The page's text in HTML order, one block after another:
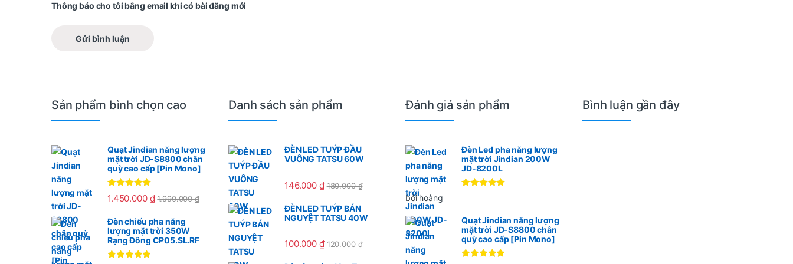
Thông báo cho tôi bằng email khi có bài đăng mới
Sản phẩm bình chọn cao
Quạt Jindian năng lượng
mặt trời JD-S8800 chân
quỳ cao cấp [Pin Mono]
Được xếp
hạng5.005
1.450.000 ₫ 1.990.000₫
Đèn chiếu pha năng
lượng mặt trời 350W
Rạng Đông CP05.SL.RF
Danh sách sản phẩm
ĐÈN LED TUÝP ĐẦU
VUÔNG TATSU 60W
146.000 ₫ 180.000₫
ĐÈN LED TUÝP BÁN
NGUYỆT TATSU 40W
100.000 ₫ 120.000₫
Đánh giá sản phẩm
Đèn Led pha năng lượng
mặt trời Jindian 200W
JD-8200L
bởi hoàng
Quạt Jindian năng lượng
mặt trời JD-S8800 chân
quỳ cao cấp [Pin Mono]
Bình luận gần đây